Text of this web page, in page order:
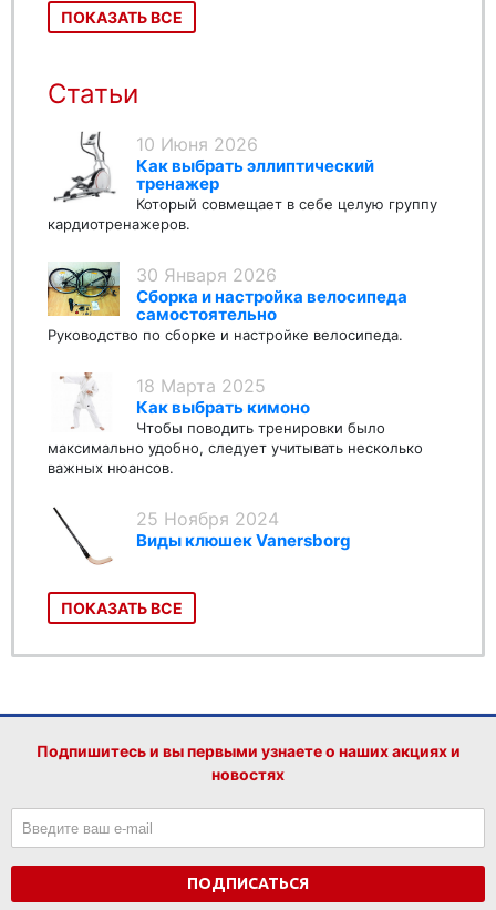
ПОКАЗАТЬ ВСЕ
Статьи
10 Июня 2026
Как выбрать эллиптический
тренажер
Который совмещает в себе целую группу
кардиотренажеров.
30 Января 2026
Сборка и настройка велосипеда
самостоятельно
Руководство по сборке и настройке велосипеда.
18 Марта 2025
Как выбрать кимоно
Чтобы поводить тренировки было
максимально удобно, следует учитывать несколько
важных нюансов.
25 Ноября 2024
Виды клюшек Vanersborg
ПОКАЗАТЬ ВСЕ
Подпишитесь и вы первыми узнаете о наших акциях и
новостях
ПОДПИСАТЬСЯ